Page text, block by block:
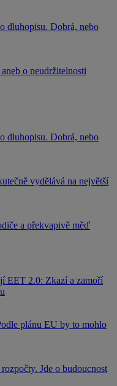
dluhopisu. Dobrá, nebo
o neudržitelnosti
dluhopisu. Dobrá, nebo
vydělává na největší
a překvapivě měď
EET 2.0: Zkazí a zamoří
plánu EU by to mohlo
Jde o budoucnost